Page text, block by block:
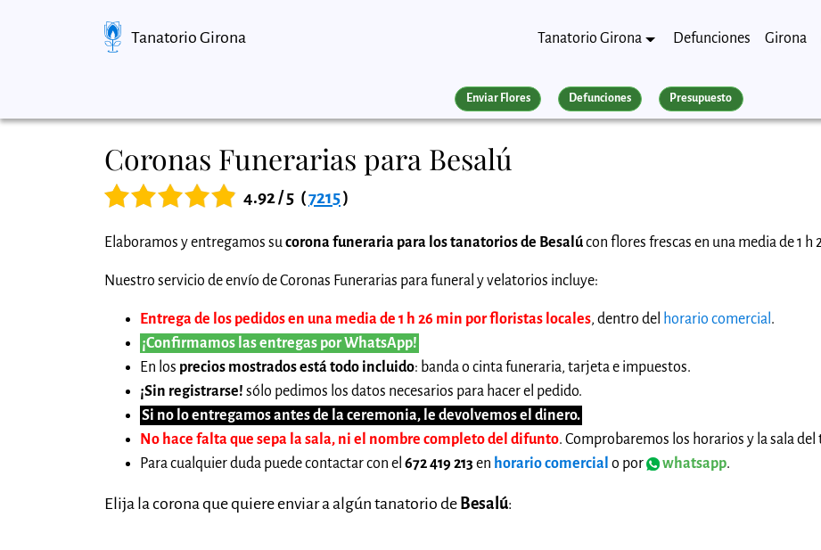
Tanatorio Girona Tanatorio Girona Defunciones Girona
Enviar Flores Defunciones Presupuesto
Coronas Funerarias para Besalú
4.92 / 5 (7215)
Elaboramos y entregamos sucorona funeraria para los tanatorios de Besalúcon flores frescas en una media de 1 h
Nuestro servicio de envío de Coronas Funerarias para funeral y velatorios incluye:
Entrega de los pedidos en una media de 1 h 26 min por floristas locales, dentro del horario comercial .
¡Confirmamos las entregas por WhatsApp!
En los precios mostrados está todo incluido: banda o cinta funeraria, tarjeta e impuestos.
¡Sin registrarse! sólo pedimos los datos necesarios para hacer el pedido.
Si no lo entregamos antes de la ceremonia, le devolvemos el dinero.
No hace falta que sepa la sala, ni el nombre completo del difunto. Comprobaremos los horarios y la sala
Para cualquier duda puede contactar con el 672 419 213 en horario comercial o por whatsapp.
Elija la corona que quiere enviar a algún tanatorio de Besalú: